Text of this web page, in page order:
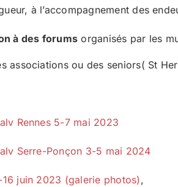
à l’accompagnement des
à des forums organisés par les
associations ou des seniors( St
Rennes 5-7 mai 2023
Serre-Ponçon 3-5 mai 2024
16 juin 2023 (galerie photos) ,